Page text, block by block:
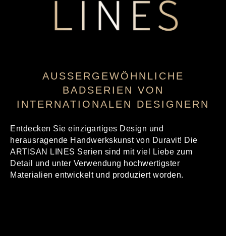
AUSSERGEWÖHNLICHE B
ADSERIEN VON I
NTERNATIONALEN DESIGNERN
Entdecken Sie einzigartiges Design und
herausragende Handwerkskunst von Duravit! Die
ARTISAN LINES Serien sind mit viel Liebe zum
Detail und unter Verwendung hochwertigster
Materialien entwickelt und produziert worden.